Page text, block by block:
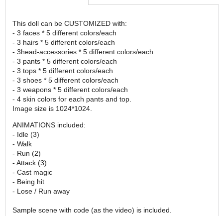
This doll can be CUSTOMIZED with:
- 3 faces * 5 different colors/each
- 3 hairs * 5 different colors/each
- 3head-accessories * 5 different colors/each
- 3 pants * 5 different colors/each
- 3 tops * 5 different colors/each
- 3 shoes * 5 different colors/each
- 3 weapons * 5 different colors/each
- 4 skin colors for each pants and top.
Image size is 1024*1024.
ANIMATIONS included:
- Idle (3)
- Walk
- Run (2)
- Attack (3)
- Cast magic
- Being hit
- Lose / Run away
Sample scene with code (as the video) is included.